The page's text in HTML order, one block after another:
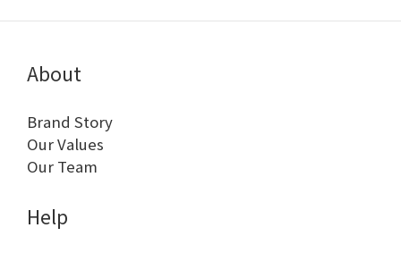
About
Brand Story
Our Values
Our Team
Help